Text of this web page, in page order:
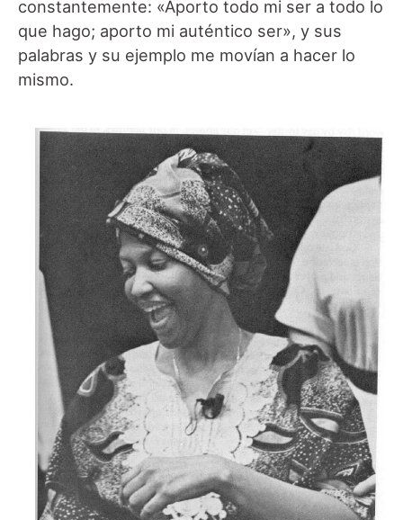
constantemente: «Aporto todo mi ser a todo lo
que hago; aporto mi auténtico ser», y sus
palabras y su ejemplo me movían a hacer lo
mismo.